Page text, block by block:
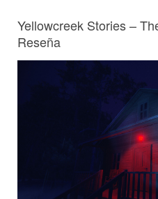
Yellowcreek Stories –
Reseña